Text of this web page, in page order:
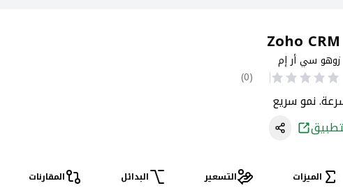
Zoho CRM
زوهو سي أر إم
(
0
)
نمو سريع
الميزات التسعير البدائل المقارنات